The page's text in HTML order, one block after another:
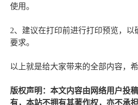
使用。
2、建议在打印前进行打印预览，以
要求。
以上就是给大家带来的全部内容，
版权声明：本文内容由网络用户投
有，本站不拥有其著作权，亦不承